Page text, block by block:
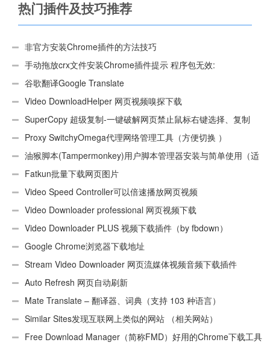
热门插件及技巧推荐
非官方安装Chrome插件的方法技巧
手动拖放crx文件安装Chrome插件提示 程序包无效:
“CEX_HEADER_INVALID”的解决办法
谷歌翻译Google Translate
Video DownloadHelper 网页视频嗅探下载
SuperCopy 超级复制-一键破解网页禁止鼠标右键选择、复制
Proxy SwitchyOmega代理网络管理工具（方便切换 ）
油猴脚本(Tampermonkey)用户脚本管理器安装与简单使用（适
用Android）
Fatkun批量下载网页图片
Video Speed Controller可以倍速播放网页视频
Video Downloader professional 网页视频下载
Video Downloader PLUS 视频下载插件（by fbdown）
Google Chrome浏览器下载地址
Stream Video Downloader 网页流媒体视频音频下载插件
Auto Refresh 网页自动刷新
Mate Translate – 翻译器、词典（支持 103 种语言）
Similar Sites发现互联网上类似的网站 （相关网站）
Free Download Manager（简称FMD）好用的Chrome下载工具